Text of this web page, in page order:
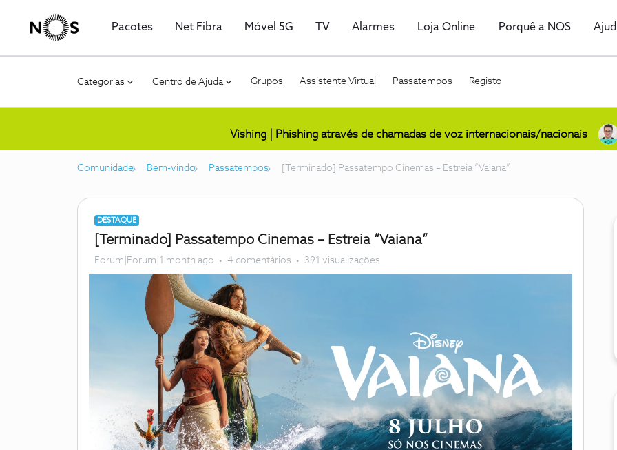
Pacotes Net Fibra Móvel 5G TV Alarmes Loja Online Porquê a NOS
Categorias Centro de Ajuda Grupos Assistente Virtual Passatempos Registo
Vishing | Phishing através de chamadas de voz internacionais/nacionais
Comunidade Bem-vindo Passatempos [Terminado] Passatempo Cinemas – Estreia “Vaiana”
DESTAQUE
[Terminado] Passatempo Cinemas – Estreia “Vaiana”
Forum|Forum|1 month ago 4 comentários 391 visualizações